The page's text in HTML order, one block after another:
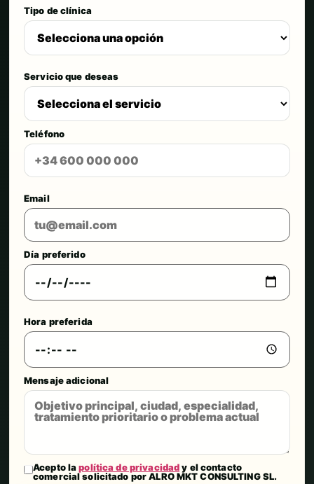
Tipo de clínica
Servicio que deseas
Teléfono
Email
Día preferido
Hora preferida
Mensaje adicional
Acepto lapolítica de privacidady el contacto
comercial solicitado por ALRO MKT CONSULTING SL.